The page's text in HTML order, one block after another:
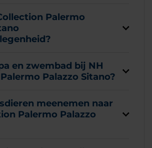
Palermo
en zwembad bij NH
Palazzo Sitano?
meenemen naar
Palermo Palazzo